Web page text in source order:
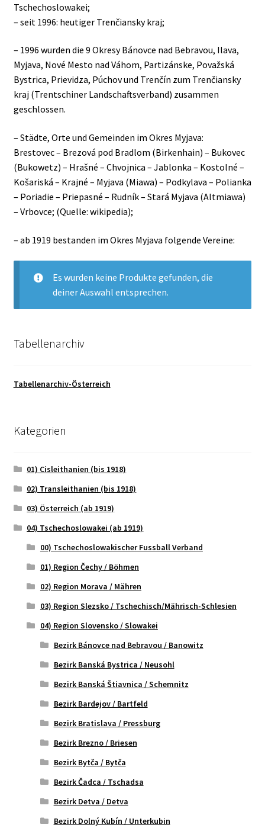
Tschechoslowakei;
– seit 1996: heutiger Trenčiansky kraj;
– 1996 wurden die 9 Okresy Bánovce nad Bebravou, Ilava,
Myjava, Nové Mesto nad Váhom, Partizánske, Považská
Bystrica, Prievidza, Púchov und Trenčín zum Trenčiansky
kraj (Trentschiner Landschaftsverband) zusammen
geschlossen.
– Städte, Orte und Gemeinden im Okres Myjava:
Brestovec – Brezová pod Bradlom (Birkenhain) – Bukovec
(Bukowetz) – Hrašné – Chvojnica – Jablonka – Kostolné –
Košariská – Krajné – Myjava (Miawa) – Podkylava – Polianka
– Poriadie – Priepasné – Rudník – Stará Myjava (Altmiawa)
– Vrbovce; (Quelle: wikipedia);
– ab 1919 bestanden im Okres Myjava folgende Vereine:
Es wurden keine Produkte gefunden, die
deiner Auswahl entsprechen.
Tabellenarchiv
Tabellenarchiv-Österreich
Kategorien
01) Cisleithanien (bis 1918)
02) Transleithanien (bis 1918)
03) Österreich (ab 1919)
04) Tschechoslowakei (ab 1919)
00) Tschechoslowakischer Fussball Verband
01) Region Čechy / Böhmen
02) Region Morava / Mähren
03) Region Slezsko / Tschechisch/Mährisch-Schlesien
04) Region Slovensko / Slowakei
Bezirk Bánovce nad Bebravou / Banowitz
Bezirk Banská Bystrica / Neusohl
Bezirk Banská Štiavnica / Schemnitz
Bezirk Bardejov / Bartfeld
Bezirk Bratislava / Pressburg
Bezirk Brezno / Briesen
Bezirk Bytča / Bytča
Bezirk Čadca / Tschadsa
Bezirk Detva / Detva
Bezirk Dolný Kubín / Unterkubin